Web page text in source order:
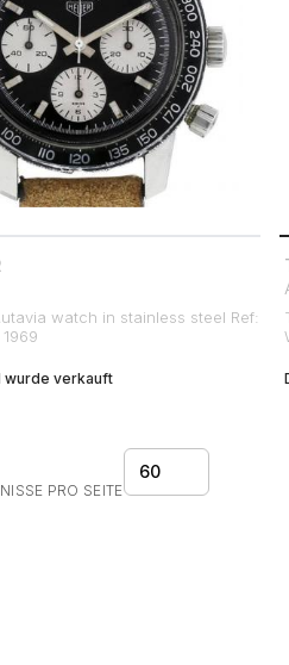
watch in stainless steel Ref:
wurde verkauft
PRO SEITE
60